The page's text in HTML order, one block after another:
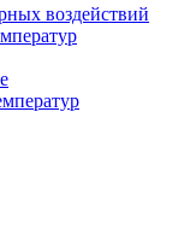
воздействий